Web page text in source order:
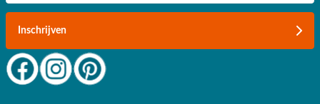
Inschrijven